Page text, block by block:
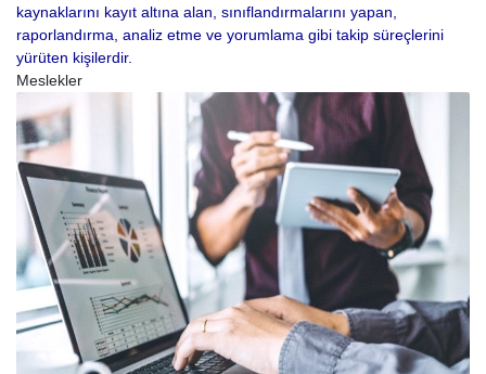
kaynaklarını kayıt altına alan, sınıflandırmalarını yapan,
raporlandırma, analiz etme ve yorumlama gibi takip süreçlerini
yürüten kişilerdir.
Meslekler